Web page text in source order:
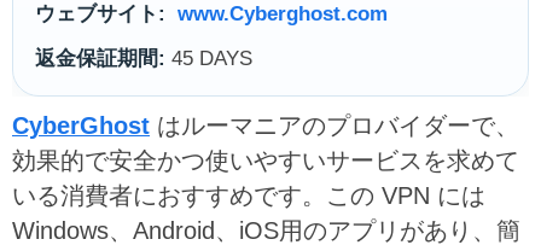
ウェブサイト:
www.Cyberghost.com
返金保証期間: 45 DAYS
CyberGhost はルーマニアのプロバイダーで、
効果的で安全かつ使いやすいサービスを求めて
いる消費者におすすめです。この VPN には
Windows、Android、iOS用のアプリがあり、簡